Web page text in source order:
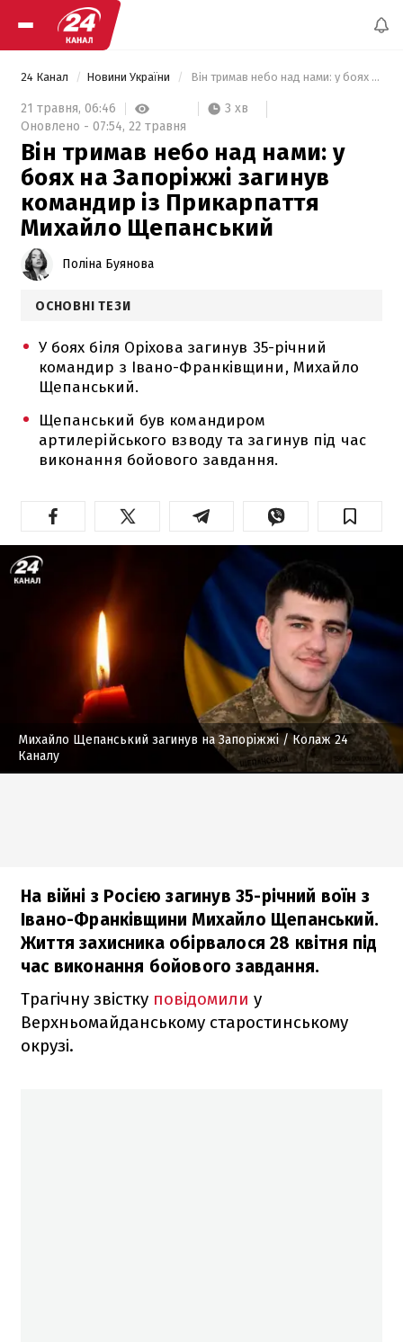
24 Канал Новини України Він тримав небо над нами: у боях на Запоріжжі загинув командир із Прикарпаття Михайло Щепанський
21 травня, 06:46
3 хв
Оновлено - 07:54, 22 травня
Він тримав небо над нами: у
боях на Запоріжжі загинув
командир із Прикарпаття
Михайло Щепанський
Поліна Буянова
ОСНОВНІ ТЕЗИ
У боях біля Оріхова загинув 35-річний
командир з Івано-Франківщини, Михайло
Щепанський.
Щепанський був командиром
артилерійського взводу та загинув під час
виконання бойового завдання.
Михайло Щепанський загинув на Запоріжжі/ Колаж 24
Каналу
На війні з Росією загинув 35-річний воїн з
Івано-Франківщини Михайло Щепанський.
Життя захисника обірвалося 28 квітня під
час виконання бойового завдання.
Трагічну звістку повідомили у
Верхньомайданському старостинському
окрузі.